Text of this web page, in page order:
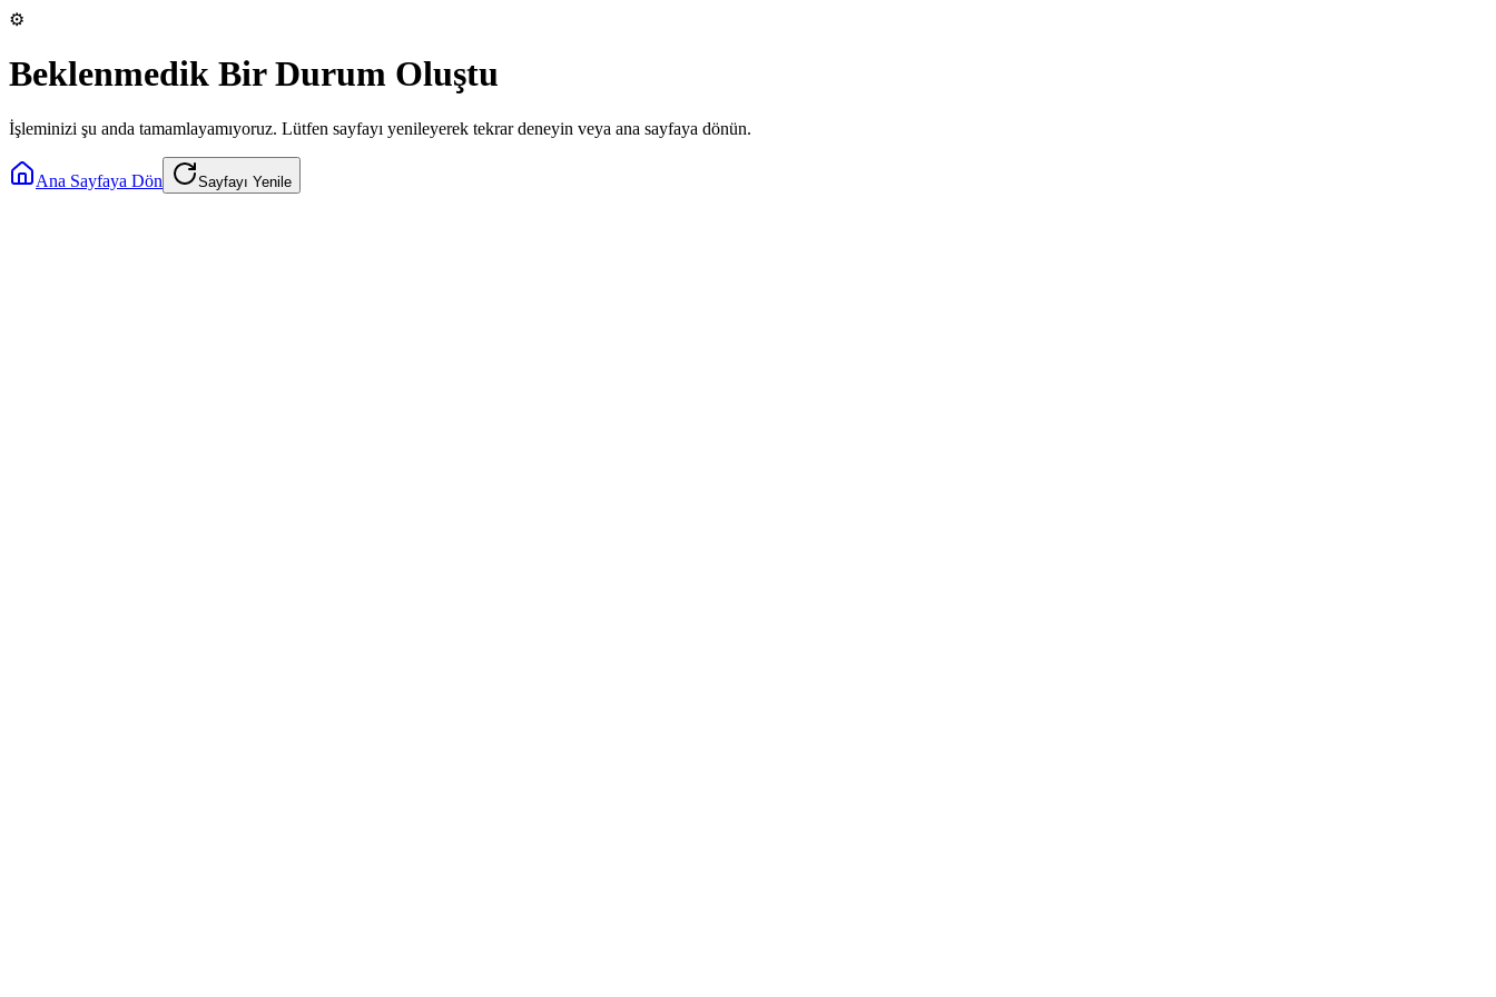
⚙️
Beklenmedik Bir Durum Oluştu
İşleminizi şu anda tamamlayamıyoruz. Lütfen sayfayı yenileyerek tekrar deneyin veya ana sayfaya dönün.
Ana Sayfaya Dön Sayfayı Yenile